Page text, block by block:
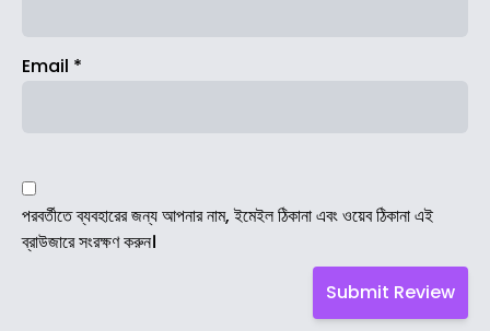
Email *
পরবর্তীতে ব্যবহারের জন্য আপনার নাম, ইমেইল ঠিকানা এবং ওয়েব ঠিকানা এই
ব্রাউজারে সংরক্ষণ করুন।